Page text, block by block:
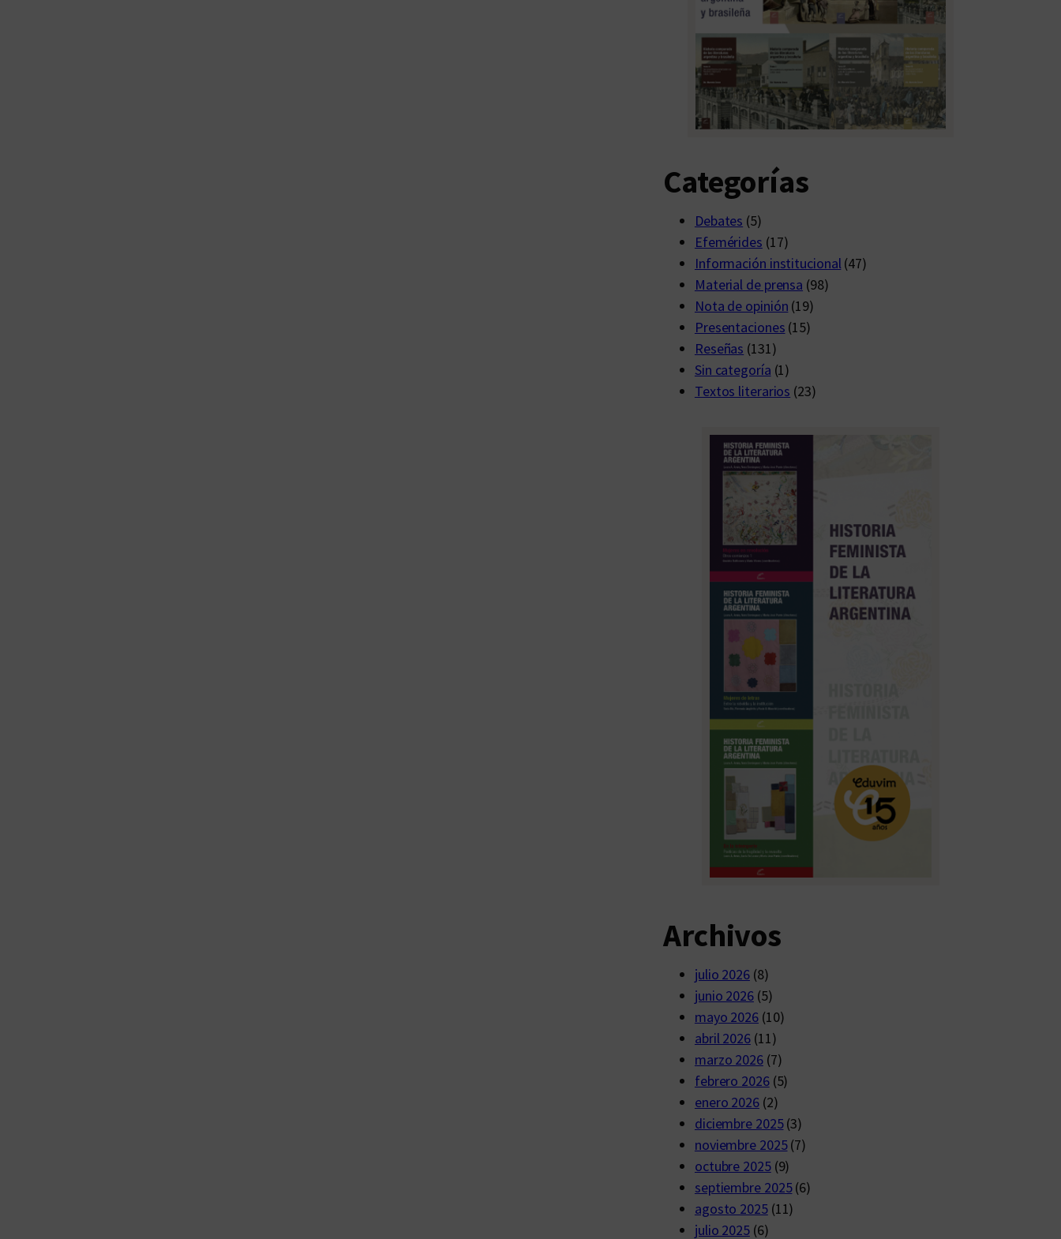
Categorías
Debates (5)
Efemérides (17)
Información institucional(47)
Material de prensa (98)
Nota de opinión (19)
Presentaciones (15)
Reseñas (131)
Sin categoría (1)
Textos literarios (23)
Archivos
julio 2026(8)
junio 2026(5)
mayo 2026 (10)
abril 2026(11)
marzo 2026(7)
febrero 2026(5)
enero 2026(2)
diciembre 2025(3)
noviembre 2025(7)
octubre 2025(9)
septiembre 2025(6)
agosto 2025(11)
julio 2025(6)